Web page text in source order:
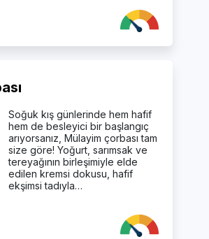
Soğuk kış günlerinde hem hafif
hem de besleyici bir başlangıç
arıyorsanız, Mülayim çorbası tam
size göre! Yoğurt, sarımsak ve
tereyağının birleşimiyle elde
edilen kremsi dokusu, hafif
ekşimsi tadıyla…